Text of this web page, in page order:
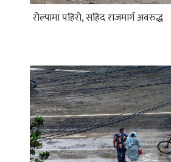
रोल्पामा पहिरो, सहिद राजमार्ग अवरुद्ध